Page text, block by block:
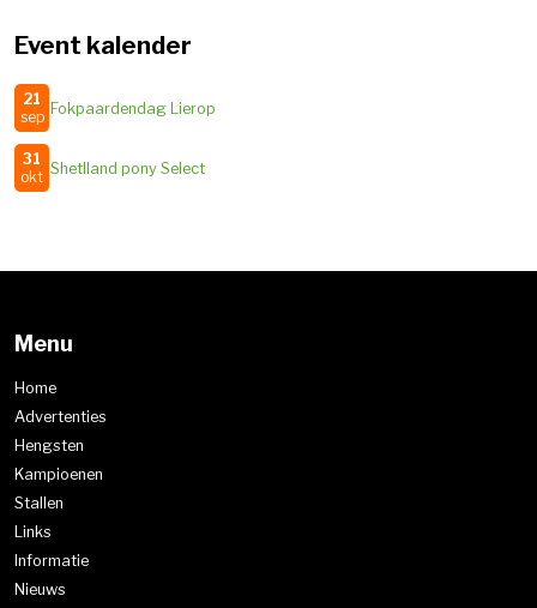
Event kalender
21
sep Fokpaardendag Lierop
31
okt Shetlland pony Select
Menu
Home
Advertenties
Hengsten
Kampioenen
Stallen
Links
Informatie
Nieuws